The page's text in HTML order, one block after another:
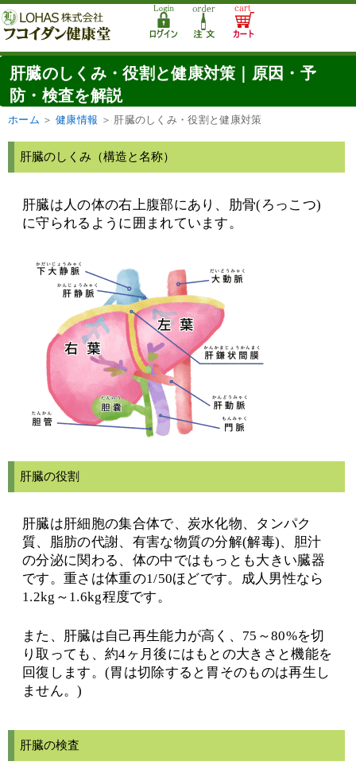
肝臓のしくみ・役割と健康対策｜原因・予
防・検査を解説
ホーム ＞ 健康情報 ＞ 肝臓のしくみ・役割と健康対策
肝臓のしくみ（構造と名称）
肝臓は人の体の右上腹部にあり、肋骨(ろっこつ)
に守られるように囲まれています。
肝臓の役割
肝臓は肝細胞の集合体で、炭水化物、タンパク
質、脂肪の代謝、有害な物質の分解(解毒)、胆汁
の分泌に関わる、体の中ではもっとも大きい臓器
です。重さは体重の1/50ほどです。成人男性なら
1.2kg～1.6kg程度です。
また、肝臓は自己再生能力が高く、75～80%を切
り取っても、約4ヶ月後にはもとの大きさと機能を
回復します。(胃は切除すると胃そのものは再生し
ません。)
肝臓の検査